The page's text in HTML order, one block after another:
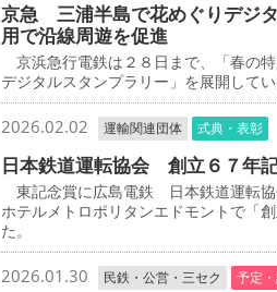
京急 三浦半島で花めぐりデジ
用で沿線周遊を促進
京浜急行電鉄は２８日まで、「春の
デジタルスタンプラリー」を展開してい
2026.02.02 運輸関連団体 式典・表彰
日本鉄道運転協会 創立６７年
東記念賞に広島電鉄 日本鉄道運転
ホテルメトロポリタンエドモントで「
た。
2026.01.30 民鉄・公営・三セク 予定